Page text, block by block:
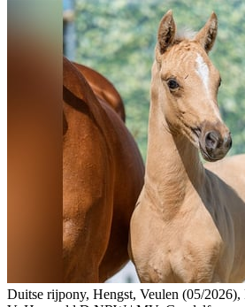
Duitse rijpony, Hengst, Veulen (05/2026),